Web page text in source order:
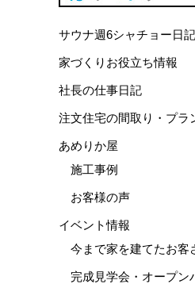
サウナ週6シャチョー日記
家づくりお役立ち情報
社長の仕事日記
注文住宅の間取り・プラ
あめりか屋
施工事例
お客様の声
イベント情報
今まで家を建てたお客
完成見学会・オープン